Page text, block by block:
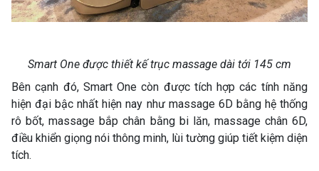
Smart One được thiết kế trục massage dài tới 145 cm
Bên cạnh đó, Smart One còn được tích hợp các tính năng
hiện đại bậc nhất hiện nay như massage 6D bằng hệ thống
rô bốt, massage bắp chân bằng bi lăn, massage chân 6D,
điều khiển giọng nói thông minh, lùi tường giúp tiết kiệm diện
tích.